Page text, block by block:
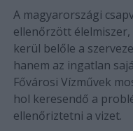
A magyarországi
ellenőrzött
kerül belőle a
hanem az ingatlan
Fővárosi Vízművek
hol keresendő a
ellenőriztetni a vizet.